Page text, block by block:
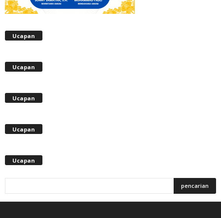
Ucapan
Ucapan
Ucapan
Ucapan
Ucapan